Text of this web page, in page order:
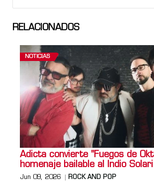
RELACIONADOS
NOTICIAS
Adicta convierte "Fuegos de
homenaje bailable al Indio Solari
Jun 09, 2026 ROCK AND POP